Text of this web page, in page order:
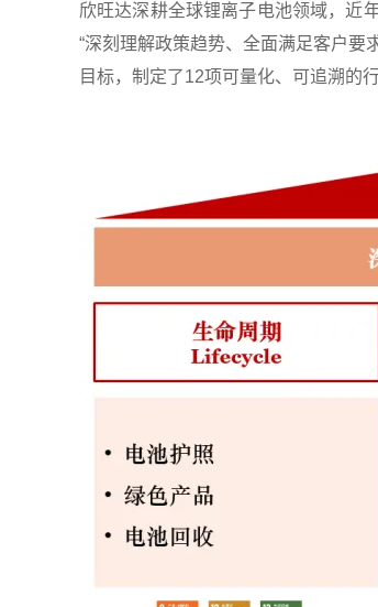
欣旺达深耕全球锂离子电池领域，近
“深刻理解政策趋势、全面满足客户要
目标，制定了12项可量化、可追溯的